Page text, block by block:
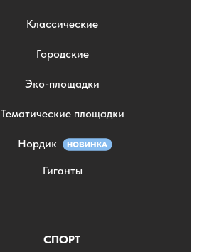
Классические
Городские
Эко-площадки
Тематические площадки
Нордик
Гиганты
СПОРТ